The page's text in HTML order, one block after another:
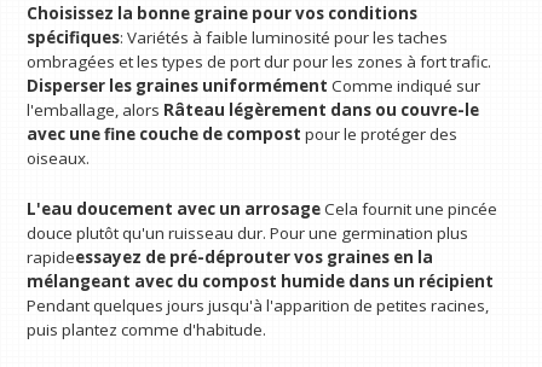
Choisissez la bonne graine pour vos conditions
spécifiques: Variétés à faible luminosité pour les taches
ombragées et les types de port dur pour les zones à fort trafic.
Disperser les graines uniformémentComme indiqué sur
l'emballage, alors Râteau légèrement dans ou couvre-le
avec une fine couche de compost pour le protéger des
oiseaux.
L'eau doucement avec un arrosageCela fournit une pincée
douce plutôt qu'un ruisseau dur. Pour une germination plus
rapideessayez de pré-déprouter vos graines en la
mélangeant avec du compost humide dans un récipient
Pendant quelques jours jusqu'à l'apparition de petites racines,
puis plantez comme d'habitude.